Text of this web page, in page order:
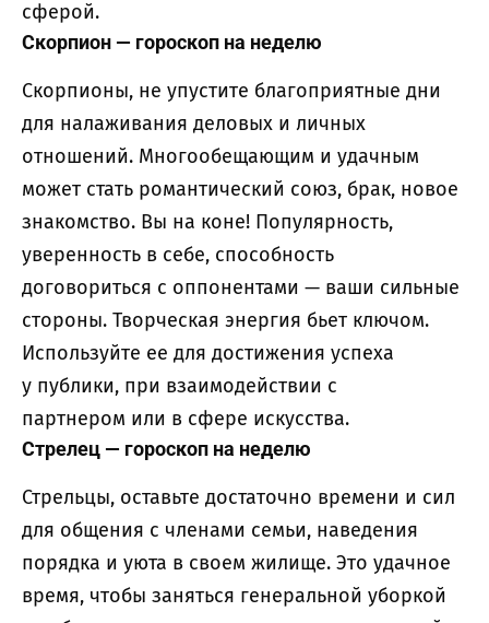
сферой.
Скорпион — гороскоп на неделю
Скорпионы, не упустите благоприятные дни
для налаживания деловых и личных
отношений. Многообещающим и удачным
может стать романтический союз, брак, новое
знакомство. Вы на коне! Популярность,
уверенность в себе, способность
договориться с оппонентами — ваши сильные
стороны. Творческая энергия бьет ключом.
Используйте ее для достижения успеха
у публики, при взаимодействии с
партнером или в сфере искусства.
Стрелец — гороскоп на неделю
Стрельцы, оставьте достаточно времени и сил
для общения с членами семьи, наведения
порядка и уюта в своем жилище. Это удачное
время, чтобы заняться генеральной уборкой